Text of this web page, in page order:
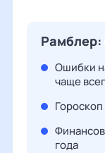
Рамблер:
Ошибки
чаще
Гороскоп
года